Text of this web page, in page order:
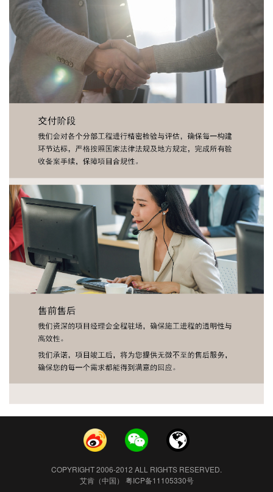
COPYRIGHT 2006-2012 ALL RIGHTS RESERVED.
艾肯（中国） 粤ICP备11105330号